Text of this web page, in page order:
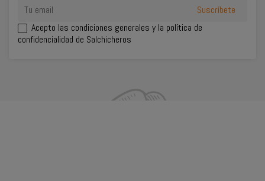
Acepto las condiciones generales y la política de
confidencialidad de Salchicheros